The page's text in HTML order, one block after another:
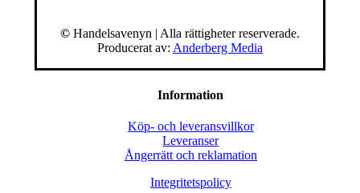
© Handelsavenyn | Alla rättigheter reserverade.
Producerat av: Anderberg Media
Information
Köp- och leveransvillkor
Leveranser
Ångerrätt och reklamation
Integritetspolicy